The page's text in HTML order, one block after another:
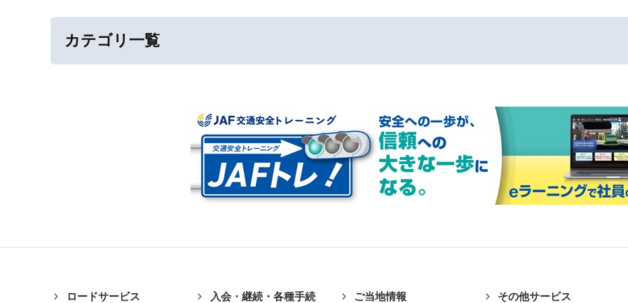
カテゴリ一覧
ロードサービス
入会・継続・各種手続
ご当地情報 その他サービス